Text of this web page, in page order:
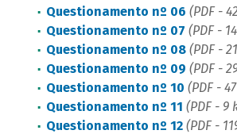
Questionamento nº 06 (PDF -
Questionamento nº 07 (PDF -
Questionamento nº 08 (PDF -
Questionamento nº 09 (PDF -
Questionamento nº 10 (PDF -
Questionamento nº 11 (PDF - 9
Questionamento nº 12(PDF -